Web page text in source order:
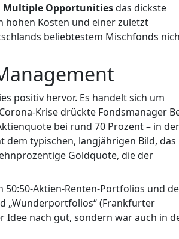
Multiple Opportunitiesdas dickste
hohen Kosten und einer zuletzt
beliebtestem Mischfonds
positiv hervor. Es handelt sich um
Krise drückte Fondsmanager
bei rund 70 Prozent – in der
dem typischen, langjährigen Bild, das
Goldquote, die der
Aktien-Renten-Portfolios und
„Wunderportfolios“ (Frankfurter
Idee nach gut, sondern war auch in